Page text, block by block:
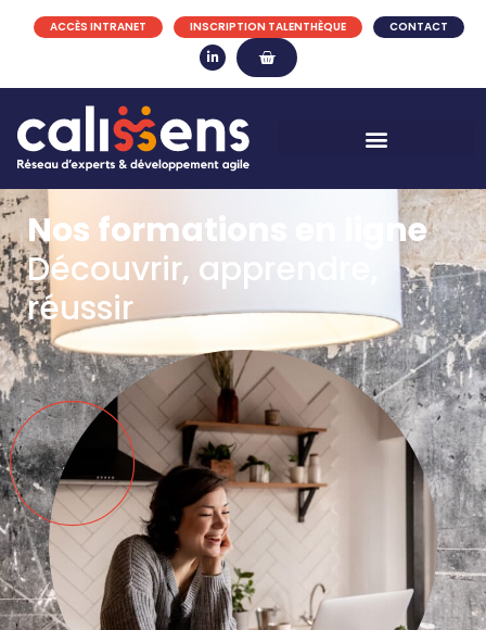
ACCÈS INTRANET INSCRIPTION TALENTHÈQUE CONTACT
Nos formations en ligne
Découvrir, apprendre,
réussir